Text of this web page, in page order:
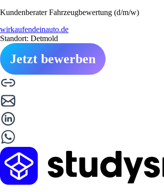
Kundenberater Fahrzeugbewertung (d/m/w)
wirkaufendeinauto.de
Standort: Detmold
Jetzt bewerben